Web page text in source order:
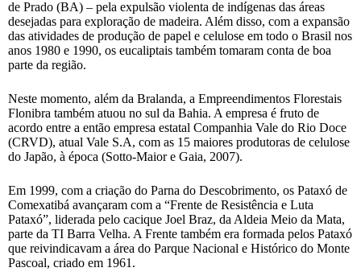
de Prado (BA) – pela expulsão violenta de indígenas das áreas
desejadas para exploração de madeira. Além disso, com a expansão
das atividades de produção de papel e celulose em todo o Brasil nos
anos 1980 e 1990, os eucaliptais também tomaram conta de boa
parte da região.
Neste momento, além da Bralanda, a Empreendimentos Florestais
Flonibra também atuou no sul da Bahia. A empresa é fruto de
acordo entre a então empresa estatal Companhia Vale do Rio Doce
(CRVD), atual Vale S.A, com as 15 maiores produtoras de celulose
do Japão, à época (Sotto-Maior e Gaia, 2007).
Em 1999, com a criação do Parna do Descobrimento, os Pataxó de
Comexatibá avançaram com a “Frente de Resistência e Luta
Pataxó”, liderada pelo cacique Joel Braz, da Aldeia Meio da Mata,
parte da TI Barra Velha. A Frente também era formada pelos Pataxó
que reivindicavam a área do Parque Nacional e Histórico do Monte
Pascoal, criado em 1961.